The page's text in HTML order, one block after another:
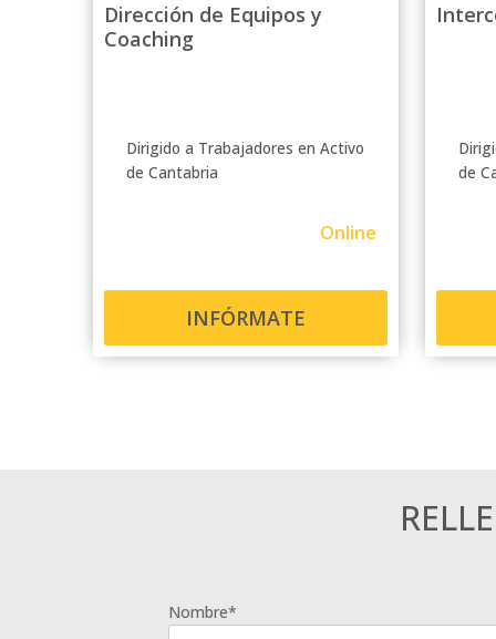
Dirección de Equipos y
Coaching
Dirigido a Trabajadores en Activo
de Cantabria
Online
INFÓRMATE
de
Nombre*